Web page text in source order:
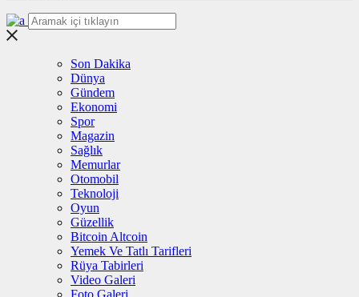
Son Dakika
Dünya
Gündem
Ekonomi
Spor
Magazin
Sağlık
Memurlar
Otomobil
Teknoloji
Oyun
Güzellik
Bitcoin Altcoin
Yemek Ve Tatlı Tarifleri
Rüya Tabirleri
Video Galeri
Foto Galeri